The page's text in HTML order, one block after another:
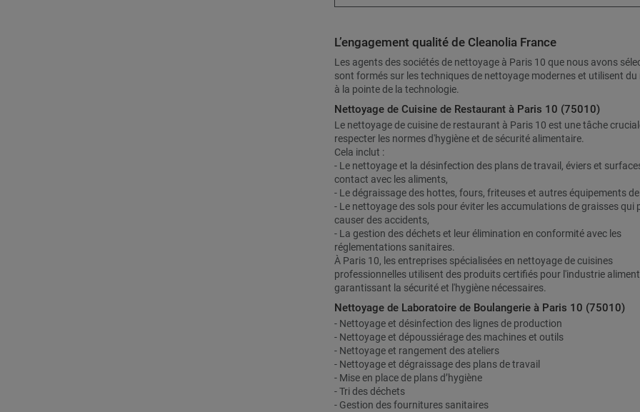
L’engagement qualité de Cleanolia France
Les agents des sociétés de nettoyage à Paris 10 que nous avons
sont formés sur les techniques de nettoyage modernes et utilisent du
à la pointe de la technologie.
Nettoyage de Cuisine de Restaurant à Paris 10 (75010)
Le nettoyage de cuisine de restaurant à Paris 10 est une tâche
respecter les normes d'hygiène et de sécurité alimentaire.
Cela inclut :
- Le nettoyage et la désinfection des plans de travail, éviers et
contact avec les aliments,
- Le dégraissage des hottes, fours, friteuses et autres équipements
- Le nettoyage des sols pour éviter les accumulations de graisses qui
causer des accidents,
- La gestion des déchets et leur élimination en conformité avec les
réglementations sanitaires.
À Paris 10, les entreprises spécialisées en nettoyage de cuisines
professionnelles utilisent des produits certifiés pour l'industrie
garantissant la sécurité et l'hygiène nécessaires.
Nettoyage de Laboratoire de Boulangerie à Paris 10 (75010)
- Nettoyage et désinfection des lignes de production
- Nettoyage et dépoussiérage des machines et outils
- Nettoyage et rangement des ateliers
- Nettoyage et dégraissage des plans de travail
- Mise en place de plans d’hygiène
- Tri des déchets
- Gestion des fournitures sanitaires